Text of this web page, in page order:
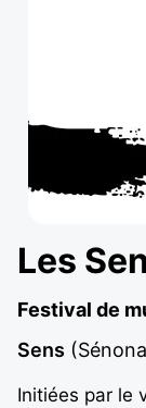
Les
Festival de
Sens
Initiées par le